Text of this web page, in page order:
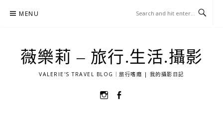
MENU
薇樂莉 – 旅行.生活.攝影
VALERIE'S TRAVEL BLOG｜旅行嗜癮 | 我的攝影日記
選